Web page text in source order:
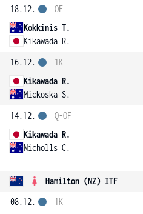
18.12.
Kokkinis T.
Kikawada R.
OF
16.12.
Kikawada R.
Mickoska S.
1K
14.12.
Kikawada R.
Nicholls C.
Q-OF
Hamilton (NZ) ITF
08.12.
1K